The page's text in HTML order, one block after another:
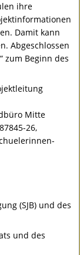
ihre
Damit kann
Abgeschlossen
zum Beginn des
Mitte
26,
(SJB) und des
und des